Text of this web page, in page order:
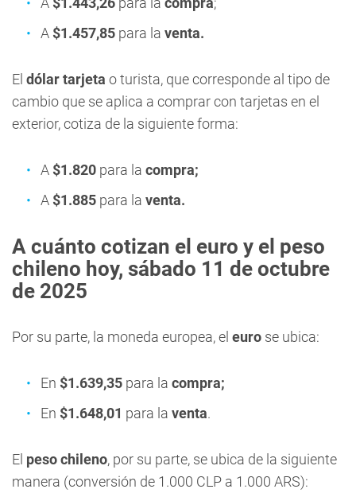
A $1.457,85 para la venta.
El dólar tarjeta o turista, que corresponde al tipo de
cambio que se aplica a comprar con tarjetas en el
exterior, cotiza de la siguiente forma:
A $1.820 para la compra;
A $1.885 para la venta.
A cuánto cotizan el euro y el peso
chileno hoy, sábado 11 de octubre
de 2025
Por su parte, la moneda europea, el euro se ubica:
En $1.639,35 para la compra;
En $1.648,01 para la venta.
El peso chileno, por su parte, se ubica de la siguiente
manera (conversión de 1.000 CLP a 1.000 ARS):